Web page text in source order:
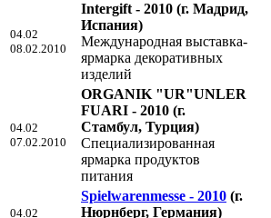
04.02
08.02.2010
Intergift - 2010 (г. Мадрид,
Испания)
Международная выставка-
ярмарка декоративных
изделий
04.02
07.02.2010
ORGANIK "UR"UNLER
FUARI - 2010 (г.
Стамбул, Турция)
Специализированная
ярмарка продуктов
питания
04.02
Spielwarenmesse - 2010 (г.
Нюрнберг, Германия)